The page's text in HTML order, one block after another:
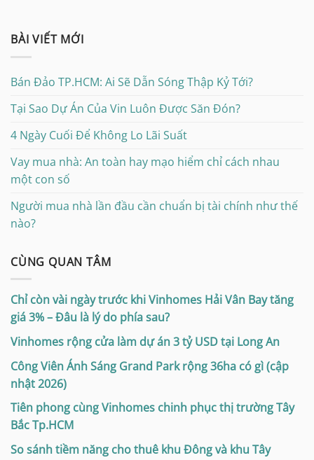
BÀI VIẾT MỚI
Bán Đảo TP.HCM: Ai Sẽ Dẫn Sóng Thập Kỷ Tới?
Tại Sao Dự Án Của Vin Luôn Được Săn Đón?
4 Ngày Cuối Để Không Lo Lãi Suất
Vay mua nhà: An toàn hay mạo hiểm chỉ cách nhau
một con số
Người mua nhà lần đầu cần chuẩn bị tài chính như thế
nào?
CÙNG QUAN TÂM
Chỉ còn vài ngày trước khi Vinhomes Hải Vân Bay tăng
giá 3% – Đâu là lý do phía sau?
Vinhomes rộng cửa làm dự án 3 tỷ USD tại Long An
Công Viên Ánh Sáng Grand Park rộng 36ha có gì (cập
nhật 2026)
Tiên phong cùng Vinhomes chinh phục thị trường Tây
Bắc Tp.HCM
So sánh tiềm năng cho thuê khu Đông và khu Tây